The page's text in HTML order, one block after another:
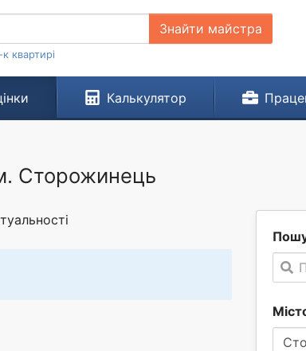
Знайти майстра
квартирі
Калькулятор
Сторожинець